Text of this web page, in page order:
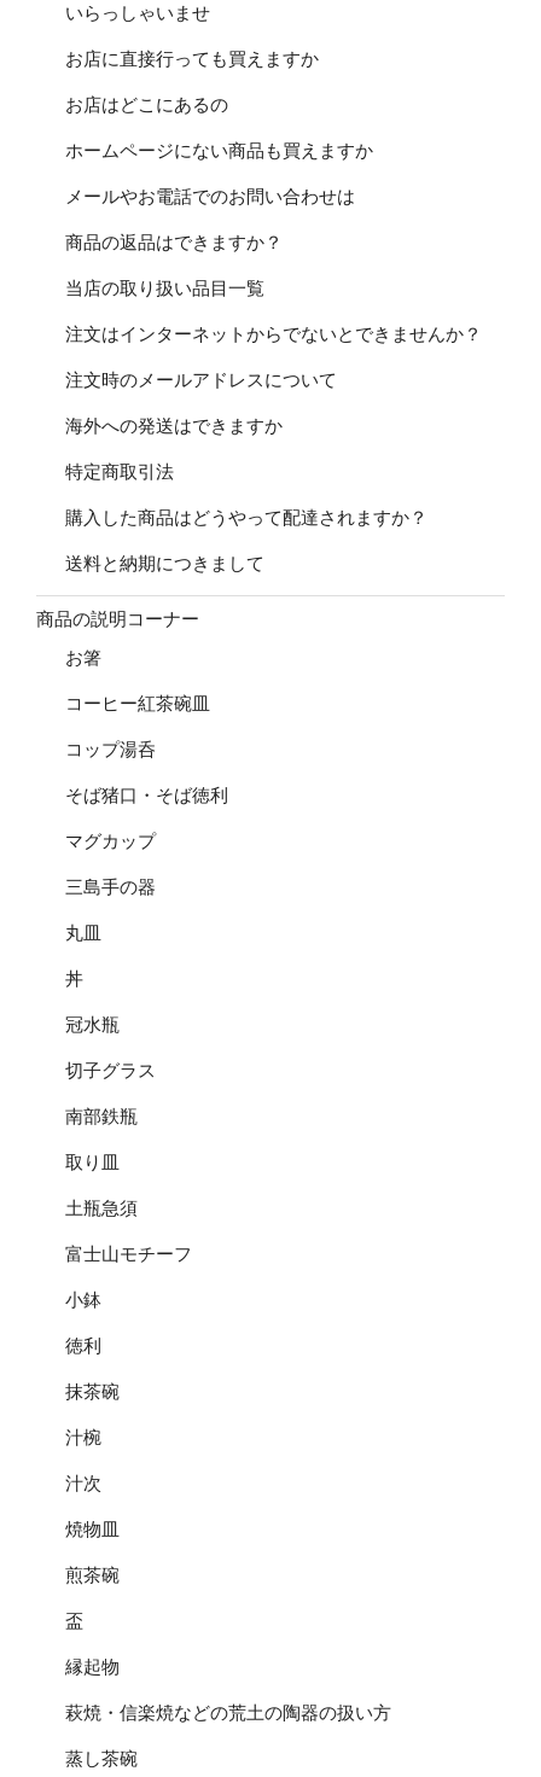
いらっしゃいませ
お店に直接行っても買えますか
お店はどこにあるの
ホームページにない商品も買えますか
メールやお電話でのお問い合わせは
商品の返品はできますか？
当店の取り扱い品目一覧
注文はインターネットからでないとできませんか？
注文時のメールアドレスについて
海外への発送はできますか
特定商取引法
購入した商品はどうやって配達されますか？
送料と納期につきまして
商品の説明コーナー
お箸
コーヒー紅茶碗皿
コップ湯呑
そば猪口・そば徳利
マグカップ
三島手の器
丸皿
丼
冠水瓶
切子グラス
南部鉄瓶
取り皿
土瓶急須
富士山モチーフ
小鉢
徳利
抹茶碗
汁椀
汁次
焼物皿
煎茶碗
盃
縁起物
萩焼・信楽焼などの荒土の陶器の扱い方
蒸し茶碗